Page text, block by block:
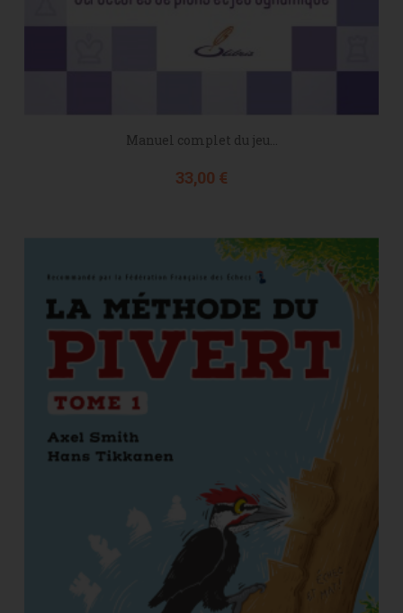
Manuel complet du jeu...
Prix
33,00 €